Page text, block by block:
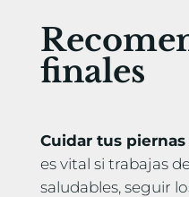
finales
Cuidar tus
es vital si trabajas
saludables, seguir